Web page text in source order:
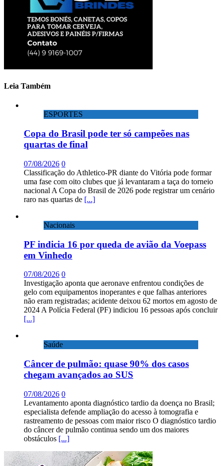
Leia Também
ESPORTES
Copa do Brasil pode ter só campeões nas
quartas de final
07/08/2026 0
Classificação do Athletico-PR diante do Vitória pode formar
uma fase com oito clubes que já levantaram a taça do torneio
nacional A Copa do Brasil de 2026 pode registrar um cenário
raro nas quartas de [...]
Nacionais
PF indicia 16 por queda de avião da Voepass
em Vinhedo
07/08/2026 0
Investigação aponta que aeronave enfrentou condições de
gelo com equipamentos inoperantes e que falhas anteriores
não eram registradas; acidente deixou 62 mortos em agosto de
2024 A Polícia Federal (PF) indiciou 16 pessoas após concluir
[...]
Saúde
Câncer de pulmão: quase 90% dos casos
chegam avançados ao SUS
07/08/2026 0
Levantamento aponta diagnóstico tardio da doença no Brasil;
especialista defende ampliação do acesso à tomografia e
rastreamento de pessoas com maior risco O diagnóstico tardio
do câncer de pulmão continua sendo um dos maiores
obstáculos [...]